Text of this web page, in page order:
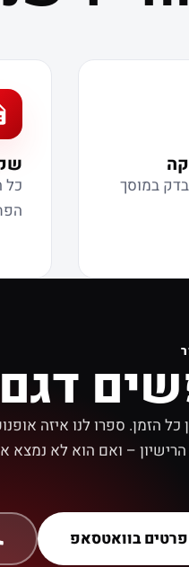
במוסך
כל
הזמן. ספרו לנו איזה
– ואם הוא לא
בוואטסאפ